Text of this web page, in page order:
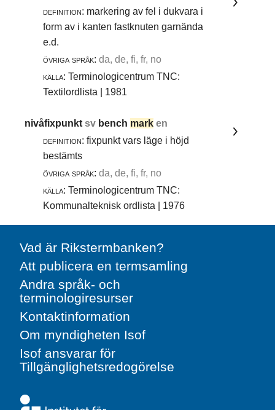
definition: markering av fel i dukvara i
form av i kanten fastknuten garnända
e.d.
övriga språk: da, de, fi, fr, no
källa: Terminologicentrum TNC:
Textilordlista | 1981
nivåfixpunktsv bench mark en
definition: fixpunkt vars läge i höjd
bestämts
övriga språk: da, de, fi, fr, no
källa: Terminologicentrum TNC:
Kommunalteknisk ordlista | 1976
Vad är Rikstermbanken?
Att publicera en termsamling
Andra språk- och
terminologiresurser
Kontaktinformation
Om myndigheten Isof
Isof ansvarar för
Tillgänglighetsredogörelse